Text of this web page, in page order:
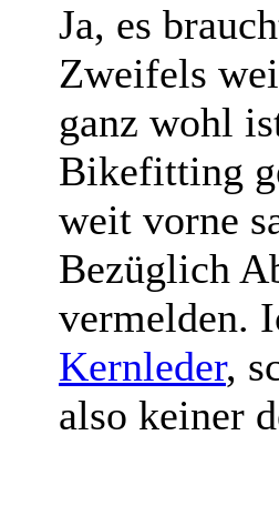
Ja, es
Zweifels
ganz wohl
Bikefitting
weit vorne
Bezüglich
vermelden.
Kernleder,
also keiner